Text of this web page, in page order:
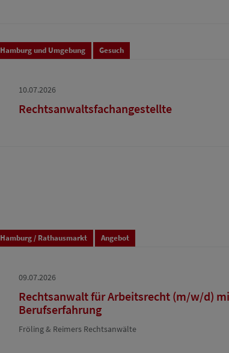
Hamburg und Umgebung Gesuch
10.07.2026
Rechtsanwaltsfachangestellte
Hamburg / Rathausmarkt Angebot
09.07.2026
Rechtsanwalt für Arbeitsrecht (m/w/d)
Berufserfahrung
Fröling & Reimers Rechtsanwälte